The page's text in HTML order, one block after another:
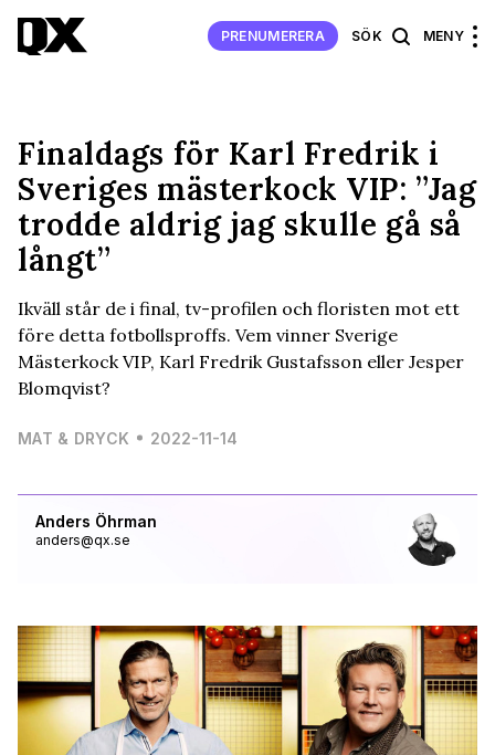
PRENUMERERA SÖK MENY
Anders Öhrman
anders@qx.se
Finaldags för Karl Fredrik i
Sveriges mästerkock VIP: ”Jag
trodde aldrig jag skulle gå så
långt”
Ikväll står de i final, tv-profilen och floristen mot ett
före detta fotbollsproffs. Vem vinner Sverige
Mästerkock VIP, Karl Fredrik Gustafsson eller Jesper
Blomqvist?
MAT & DRYCK 2022-11-14